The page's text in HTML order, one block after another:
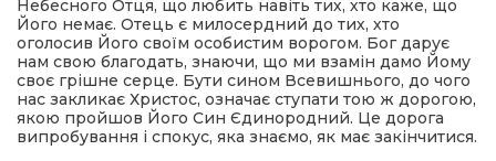
Небесного Отця, що любить навіть тих, хто каже, що
Його немає. Отець є милосердний до тих, хто
оголосив Його своїм особистим ворогом. Бог дарує
нам свою благодать, знаючи, що ми взамін дамо Йому
своє грішне серце. Бути сином Всевишнього, до чого
нас закликає Христос, означає ступати тою ж дорогою,
якою пройшов Його Син Єдинородний. Це дорога
випробування і спокус, яка знаємо, як має закінчитися.